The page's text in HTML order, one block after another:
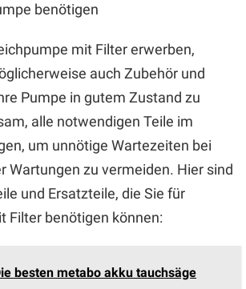
benötigen
mit Filter erwerben,
auch Zubehör und
Pumpe in gutem Zustand zu
alle notwendigen Teile im
um unnötige Wartezeiten bei
Wartungen zu vermeiden. Hier sind
und Ersatzteile, die Sie für
Filter benötigen können:
besten metabo akku tauchsäge